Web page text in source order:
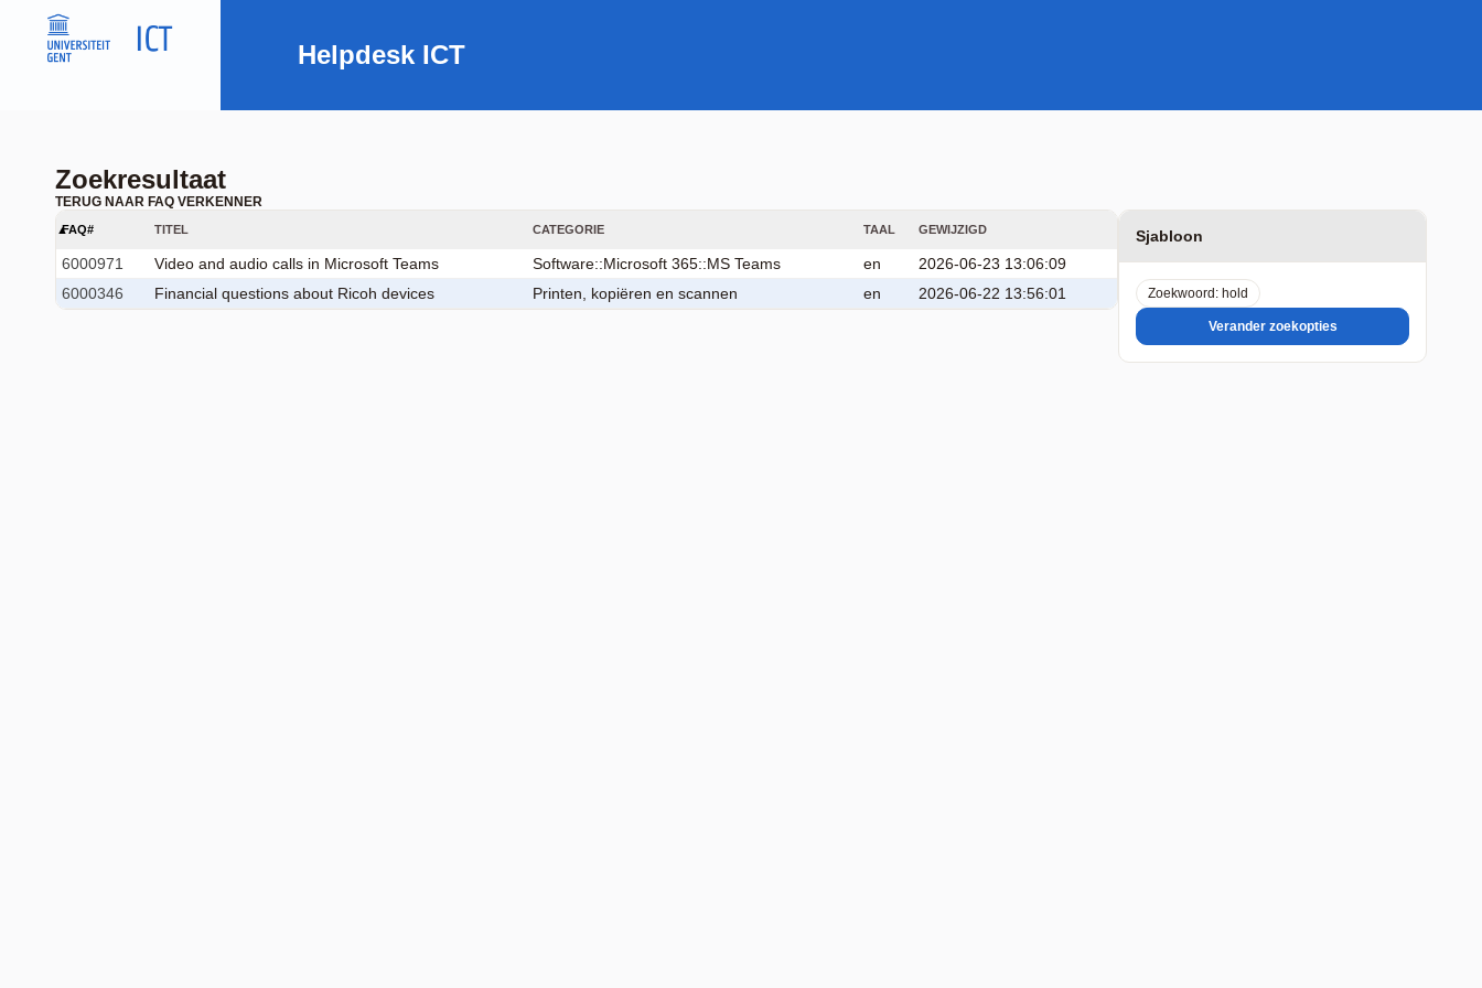
Helpdesk ICT
Zoekresultaat
TERUG NAAR FAQ VERKENNER
Sjabloon
Zoekwoord: hold
Verander zoekopties
FAQ# TITEL CATEGORIE TAAL GEWIJZIGD
6000971 Video and audio calls in Microsoft Teams Software::Microsoft 365::MS Teams en
2026-06-23 13:06:09
6000346
Financial questions about Ricoh devices Printen, kopiëren en scannen en 2026-06-22 13:56:01